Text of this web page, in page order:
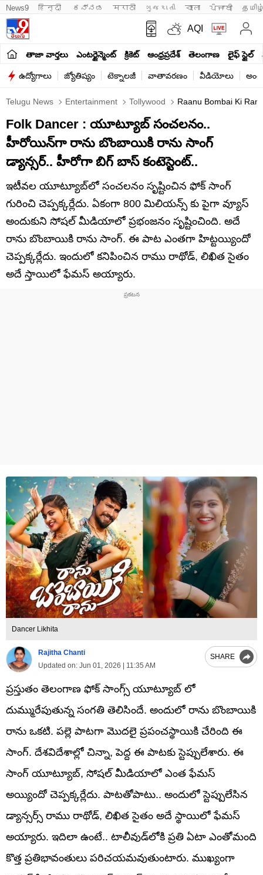
News9 हिन्दी ಕನ್ನಡ मराठी ગુજરાતી বাংলা ਪੰਜਾਬੀ
AQI
తాజా వార్తలు ఎంటర్టైన్మెంట్ క్రికెట్ ఆంధ్రప్రదేశ్ తెలంగాణ లైఫ్ స్టైల్
ఉద్యోగాలు జ్యోతిష్యం టెక్నాలజీ వాతావరణం వీడియోలు
Telugu News Entertainment Tollywood Raanu Bombai Ki
Folk Dancer : యూట్యూబ్ సంచలనం..
హీరోయిన్‏గా రాను బొంబాయికి రాను సాంగ్
డ్యాన్సర్.. హీరోగా బిగ్ బాస్ కంటెస్టెంట్..
ఇటీవల యూట్యూబ్‏లో సంచలనం సృష్టించిన ఫోక్ సాంగ్
గురించి చెప్పక్కర్లేదు. ఏకంగా 800 మిలియన్స్ కు పైగా వ్యూస్
అందుకుని సోషల్ మీడియాలో ప్రభంజనం సృష్టించింది. అదే
రాను బొంబాయికి రాను సాంగ్. ఈ పాట ఎంతగా హిట్టయ్యిందో
చెప్పక్కర్లేదు. ఇందులో కనిపించిన రాము రాథోడ్, లిఖిత సైతం
అదే స్తాయిలో ఫేమస్ అయ్యారు.
Dancer Likhita
Rajitha Chanti
Updated on: Jun 01, 2026 | 11:35 AM
SHARE
ప్రస్తుతం తెలంగాణ ఫోక్ సాంగ్స్ యూట్యూబ్ లో
దుమ్మురేపుతున్న సంగతి తెలిసిందే. అందులో రాను బొంబాయికి
రాను ఒకటి. పల్లె పాటగా మొదలై ప్రపంచస్థాయికి చేరింది ఈ
సాంగ్. దేశవిదేశాల్లో చిన్నా, పెద్ద ఈ పాటకు స్టెప్పులేశారు. ఈ
సాంగ్ యూట్యూబ్, సోషల్ మీడియాలో ఎంత ఫేమస్
అయ్యిందో చెప్పక్కర్లేదు. పాటతోపాటు.. అందులో స్టెప్పులేసిన
డ్యాన్సర్స్ రాము రాథోడ్, లిఖిత సైతం అదే స్థాయిలో ఫేమస్
అయ్యారు. ఇదిలా ఉంటే.. టాలీవుడ్‌లోకి ప్రతి ఏటా ఎంతోమంది
కొత్త ప్రతిభావంతులు పరిచయమవుతుంటారు. ముఖ్యంగా